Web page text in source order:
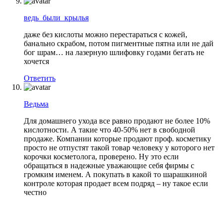
ведь_были_крылья
даже без кислоты можно перестараться с кожей,
банально скрабом, потом пигментные пятна или не дай
бог шрам… на лазерную шлифовку годами бегать не
хочется
Ответить
Ведьма
Для домашнего ухода все равно продают не более 10%
кислотности. А такие что 40-50% нет в свободной
продаже. Компании которые продают проф. косметику
просто не отпустят такой товар человеку у которого нет
корочки косметолога, проверено. Ну это если
обращаться в надежные уважающие себя фирмы с
громким именем. А покупать в какой то шарашкиной
контроле которая продает всем подряд – ну такое если
честно